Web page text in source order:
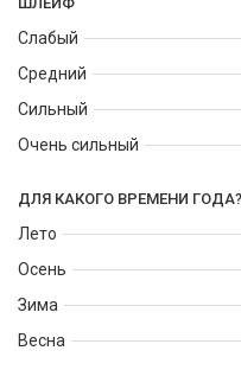
Слабый
Средний
Сильный
Очень сильный
ДЛЯ КАКОГО ВРЕМЕНИ ГОДА?
Лето
Осень
Зима
Весна